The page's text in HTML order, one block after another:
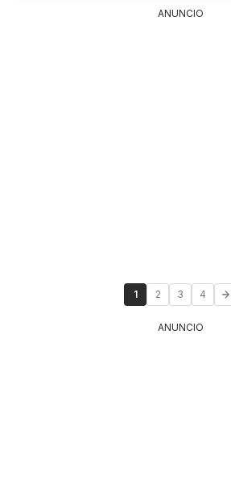
ANUNCIO
1 2 3 4
ANUNCIO